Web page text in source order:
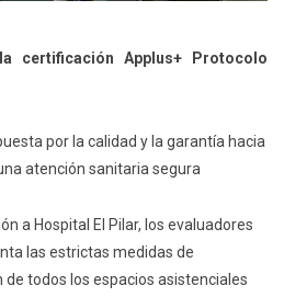
certificación Applus+
Protocolo
por la calidad y la garantía hacia
atención sanitaria segura
a Hospital El Pilar, los evaluadores
las estrictas medidas de
todos los espacios asistenciales